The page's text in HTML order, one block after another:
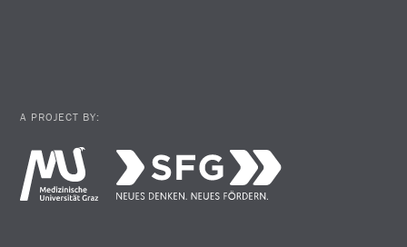
A PROJECT BY: